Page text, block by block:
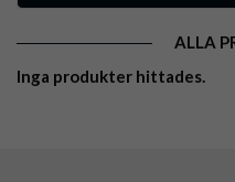
ALLA
Inga produkter hittades.